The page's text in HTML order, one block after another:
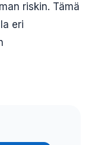
riskin. Tämä
eri